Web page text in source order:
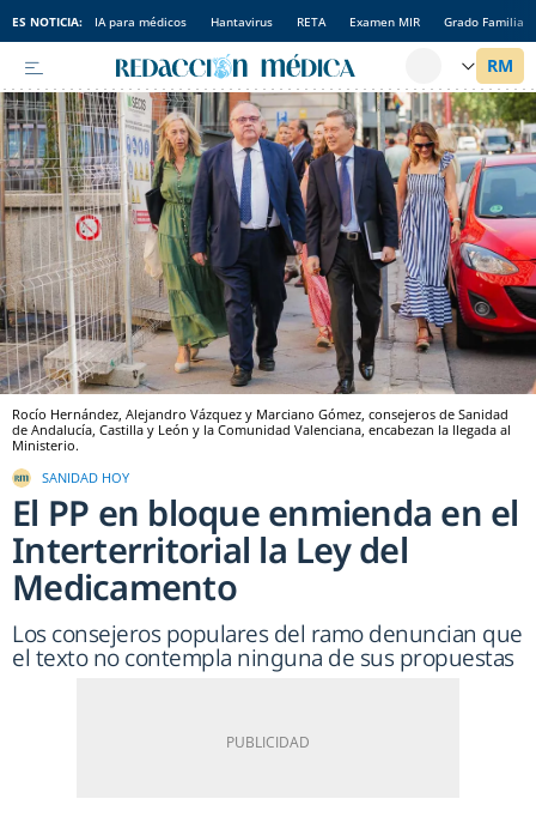
ES NOTICIA: IA para médicos Hantavirus RETA Examen MIR Grado Familia
Rocío Hernández, Alejandro Vázquez y Marciano Gómez, consejeros de Sanidad
de Andalucía, Castilla y León y la Comunidad Valenciana, encabezan la llegada al
Ministerio.
SANIDAD HOY
El PP en bloque enmienda en el
Interterritorial la Ley del
Medicamento
Los consejeros populares del ramo denuncian que
el texto no contempla ninguna de sus propuestas